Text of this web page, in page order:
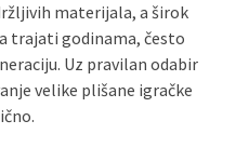
materijala, a širok
trajati godinama, često
Uz pravilan odabir
velike plišane igračke